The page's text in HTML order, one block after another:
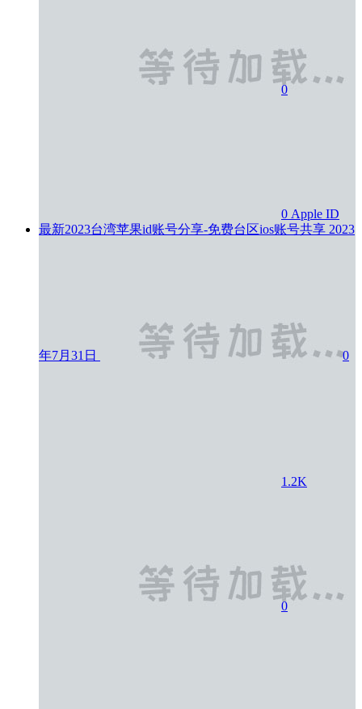
0
0 Apple ID
最新2023台湾苹果id账号分享-免费台区ios账号共享 2023
年7月31日 0
1.2K
0